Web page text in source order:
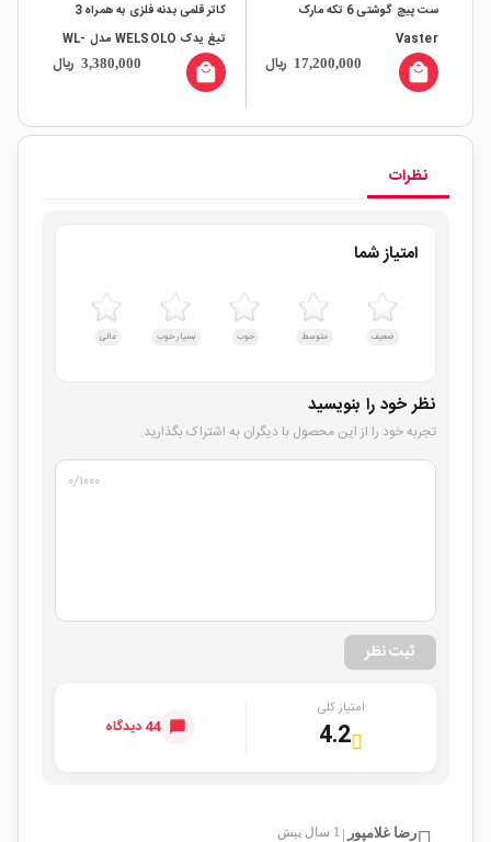
ست پیچ گوشتی 6 تکه مارک
Vaster
17,200,000 ریال local_mall
کاتر قلمی بدنه فلزی به همراه 3
تیغ یدک WELSOLO مدل WL-
306
3,380,000 ریال local_mall
نظرات
امتیاز شما
ضعیف متوسط خوب بسیار خوب عالی
نظر خود را بنویسید
تجربه خود را از این محصول با دیگران به اشتراک بگذارید.
۰/۱۰۰۰
ثبت نظر
امتیاز کلی
4.2 44 دیدگاه
رضا غلامپور 1 سال پیش